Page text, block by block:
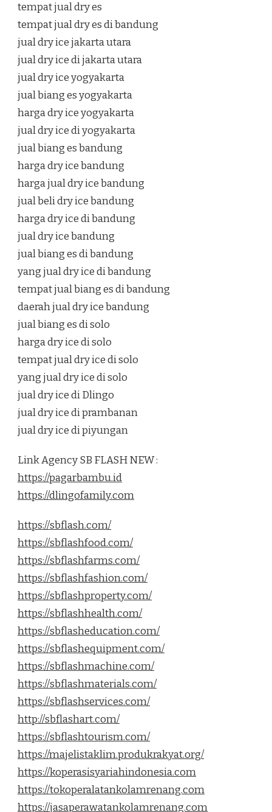
tempat jual dry es
tempat jual dry es di bandung
jual dry ice jakarta utara
jual dry ice di jakarta utara
jual dry ice yogyakarta
jual biang es yogyakarta
harga dry ice yogyakarta
jual dry ice di yogyakarta
jual biang es bandung
harga dry ice bandung
harga jual dry ice bandung
jual beli dry ice bandung
harga dry ice di bandung
jual dry ice bandung
jual biang es di bandung
yang jual dry ice di bandung
tempat jual biang es di bandung
daerah jual dry ice bandung
jual biang es di solo
harga dry ice di solo
tempat jual dry ice di solo
yang jual dry ice di solo
jual dry ice di Dlingo
jual dry ice di prambanan
jual dry ice di piyungan
Link Agency SB FLASH NEW :
https://pagarbambu.id
https://dlingofamily.com
https://sbflash.com/
https://sbflashfood.com/
https://sbflashfarms.com/
https://sbflashfashion.com/
https://sbflashproperty.com/
https://sbflashhealth.com/
https://sbflasheducation.com/
https://sbflashequipment.com/
https://sbflashmachine.com/
https://sbflashmaterials.com/
https://sbflashservices.com/
http://sbflashart.com/
https://sbflashtourism.com/
https://majelistaklim.produkrakyat.org/
https://koperasisyariahindonesia.com
https://tokoperalatankolamrenang.com
https://jasaperawatankolamrenang.com